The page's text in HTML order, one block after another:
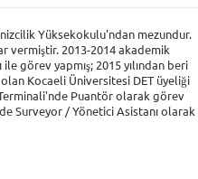
Yüksekokulu'ndan mezundur.
vermiştir. 2013-2014 akademik
görev yapmış; 2015 yılından beri
Kocaeli Üniversitesi DET üyeliği
Terminali'nde Puantör olarak görev
Surveyor / Yönetici Asistanı olarak